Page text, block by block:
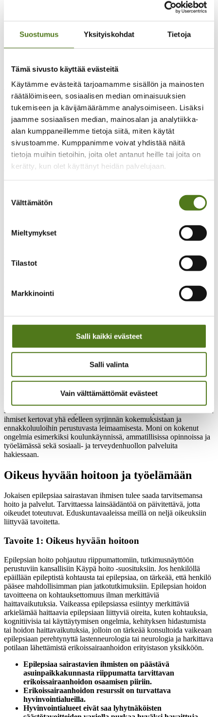
Suostumus Yksityiskohdat Tietoja
Tämä sivusto käyttää evästeitä
Käytämme evästeitä tarjoamamme sisällön ja mainosten
räätälöimiseen, sosiaalisen median ominaisuuksien
tukemiseen ja kävijämäärämme analysoimiseen. Lisäksi
jaamme sosiaalisen median, mainosalan ja analytiikka-
alan kumppaneillemme tietoja siitä, miten käytät
sivustoamme. Kumppanimme voivat yhdistää näitä
tietoja muihin tietoihin, joita olet antanut heille tai joita on
kerätty, kun olet käyttänyt heidän palvelujaan.
valinta
Välttämätön
Mieltymykset
Tilastot
Markkinointi
Salli kaikki evästeet
Salli valinta
Vain välttämättömät evästeet
På Svenska
Epilepsialiitto
Ajankohtaista
ihmisten oikeuksia
Eduskuntavaaleissa edistämme epilepsiaa
sairastavien ihmisten oikeuksia
Epilepsialehti - Artikkeli
27.02.2023
Eduskuntavaalit toimitetaan 2.4.2023. Ennakkoäänestys on
kotimaassa 22.–28.3.2023. Nostamme vaaliteemaksi epilepsiaa
sairastavien ihmisten oikeudet ja haastamme puolueita sekä
ehdokkaita toimimaan niiden puolesta.
Vaalitavoitteemme pohjautuvat WHO:n maailmanlaajuiseen
sairauksien hyvän hoidon edistämiseksi ja stigman vähentämiseksi
2022–2031. WHO:n jäsenvaltiot hyväksyivät toimintaohjelman
muita neurologisia sairauksia sairastavien ihmisten hoidon ja
oikeuksien parantamiseksi, ennakkoluulojen vähentämiseksi sekä
WHO:n toimintasuunnitelma sisältää kaksi erityisesti epilepsiaan
kohdentuvaa tavoitetta, jotka jäsenmaiden on saavutettava vuoteen
Maat sitoutuvat lisäämään epilepsiaan liittyvien palveluiden
Maat sitoutuvat kehittämään ja päivittämään lainsäädäntöään
edistääkseen ja suojellakseen epilepsiaa sairastavien ihmisten
Epilepsiaa sairastavien ihmisten oikeudellinen asema Suomessa on
parantunut vuosikymmenten aikana. Lainsäädäntö ei salli syrjintää
sairauden perusteella. Epilepsiaan liittyy kuitenkin edelleen
sairastavien ihmisten täysivaltaista osallisuutta. Epilepsiaa sairastavat
ihmiset kertovat yhä edelleen syrjinnän kokemuksistaan ja
ennakkoluuloihin perustuvasta leimaamisesta. Moni on kokenut
ongelmia esimerkiksi koulunkäynnissä, ammatillisissa opinnoissa ja
työelämässä sekä sosiaali- ja terveydenhuollon palveluita
hakiessaan.
Oikeus hyvään hoitoon ja työelämään
Jokaisen epilepsiaa sairastavan ihmisen tulee saada tarvitsemansa
hoito ja palvelut. Tarvittaessa lainsäädäntöä on päivitettävä, jotta
oikeudet toteutuvat. Eduskuntavaaleissa meillä on neljä oikeuksiin
liittyvää tavoitetta.
Tavoite 1: Oikeus hyvään hoitoon
Epilepsian hoito pohjautuu riippumattomiin, tutkimusnäyttöön
perustuviin kansallisiin Käypä hoito -suosituksiin. Jos henkilöllä
epäillään epileptistä kohtausta tai epilepsiaa, on tärkeää, että henkilö
pääsee mahdollisimman pian jatkotutkimuksiin. Epilepsian hoidon
tavoitteena on kohtauksettomuus ilman merkittäviä
haittavaikutuksia. Vaikeassa epilepsiassa esiintyy merkittäviä
arkielämää haittaavia epilepsiaan liittyviä oireita, kuten kohtauksia,
kognitiivisia tai käyttäytymisen ongelmia, kehityksen hidastumista
tai hoidon haittavaikutuksia, jolloin on tärkeää konsultoida vaikeaan
epilepsiaan perehtynyttä lastenneurologia tai neurologia ja harkittava
potilaan lähettämistä erikoissairaanhoidon erityistason yksikköön.
Epilepsiaa sairastavien ihmisten on päästävä
asuinpaikkakunnasta riippumatta tarvittavan
erikoissairaanhoidon osaamisen piiriin.
Erikoissairaanhoidon resurssit on turvattava
hyvinvointialueilla.
Hyvinvointialueet eivät saa lyhytnäköisten